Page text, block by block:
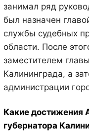
занимал ряд
был назначен
службы судебных
области. После
заместителем
Калининграда, а
администрации
Какие достижения
губернатора